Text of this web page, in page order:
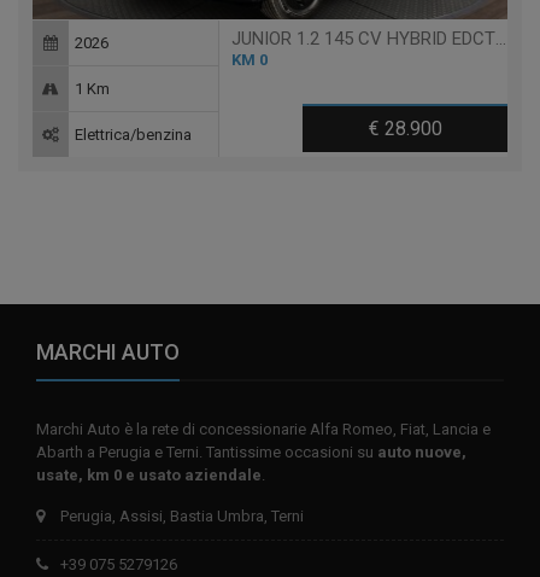
JUNIOR 1.2 145 CV HYBRID EDCT6 SPRINT (PACK TECHNO)
KM 0
€ 28.900
2026
1 Km
Elettrica/benzina
MARCHI AUTO
Marchi Auto è la rete di concessionarie Alfa Romeo, Fiat, Lancia e
Abarth a Perugia e Terni. Tantissime occasioni su auto nuove,
usate, km 0 e usato aziendale
Perugia, Assisi, Bastia Umbra, Terni
+39 075 5279126